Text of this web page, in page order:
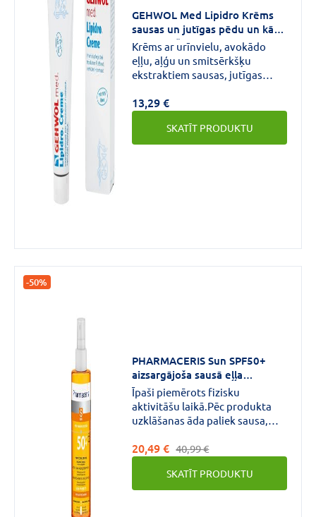
GEHWOL Med Lipidro Krēms
sausas un jutīgas pēdu un kāju
ādas kopšanai 125ml
Krēms ar urīnvielu, avokādo
eļļu, aļģu un smitsērkšķu
ekstraktiem sausas, jutīgas
dabīgā ādas mitruma un lipīdu
līdzsvara
uzturēšanai.Dermatolģiski
pārbaudīts.Piemērots arī
13,29 €
SKATĪT PRODUKTU
-50%
PHARMACERIS Sun SPF50+
aizsargājoša sausā eļļa
ķermenim 200 ml
Īpaši piemērots fizisku
aktivitāšu laikā.Pēc produkta
uzklāšanas āda paliek sausa,
barojošu satīna pārklājumu.
20,49 € 40,99 €
SKATĪT PRODUKTU